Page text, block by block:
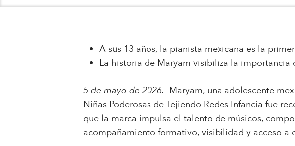
A sus 13 años, la pianista mexicana es la
La historia de Maryam visibiliza la importancia
5 de mayo de 2026.- Maryam, una adolescente
Niñas Poderosas de Tejiendo Redes Infancia fue
que la marca impulsa el talento de músicos,
acompañamiento formativo, visibilidad y acceso a